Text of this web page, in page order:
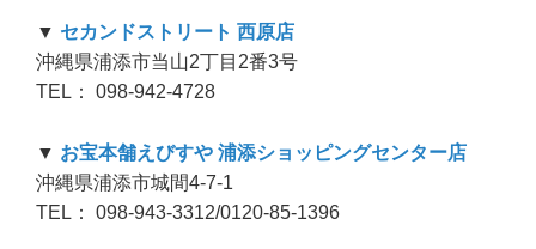
▼ セカンドストリート 西原店
沖縄県浦添市当山2丁目2番3号
TEL： 098-942-4728
▼ お宝本舗えびすや 浦添ショッピングセンター店
沖縄県浦添市城間4-7-1
TEL： 098-943-3312/0120-85-1396